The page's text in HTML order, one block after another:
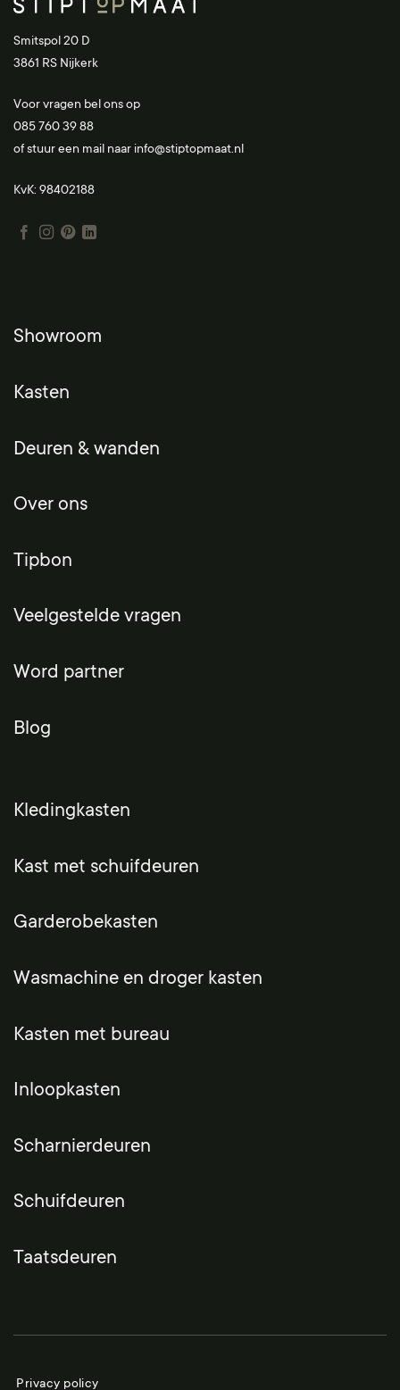
Smitspol 20 D
3861 RS Nijkerk
Voor vragen bel ons op
085 760 39 88
of stuur een mail naar info@stiptopmaat.nl
KvK: 98402188
Showroom
Kasten
Deuren & wanden
Over ons
Tipbon
Veelgestelde vragen
Word partner
Blog
Kledingkasten
Kast met schuifdeuren
Garderobekasten
Wasmachine en droger kasten
Kasten met bureau
Inloopkasten
Scharnierdeuren
Schuifdeuren
Taatsdeuren
Privacy policy